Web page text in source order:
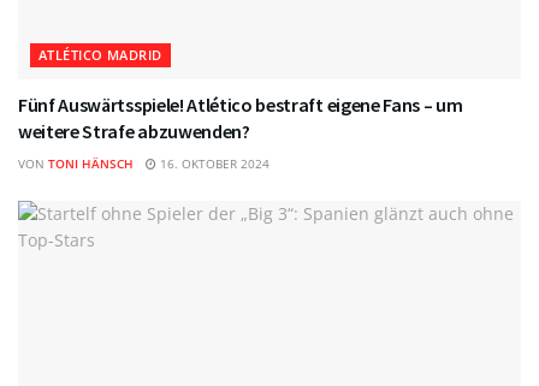
ATLÉTICO MADRID
Fünf Auswärtsspiele! Atlético bestraft eigene Fans – um
weitere Strafe abzuwenden?
VON TONI HÄNSCH 16. OKTOBER 2024